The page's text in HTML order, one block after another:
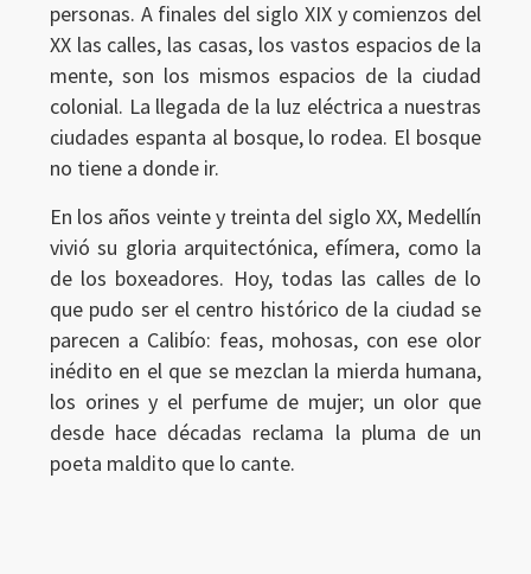
personas. A finales del siglo XIX y comienzos del
XX las calles, las casas, los vastos espacios de la
mente, son los mismos espacios de la ciudad
colonial. La llegada de la luz eléctrica a nuestras
ciudades espanta al bosque, lo rodea. El bosque
no tiene a donde ir.
En los años veinte y treinta del siglo XX, Medellín
vivió su gloria arquitectónica, efímera, como la
de los boxeadores. Hoy, todas las calles de lo
que pudo ser el centro histórico de la ciudad se
parecen a Calibío: feas, mohosas, con ese olor
inédito en el que se mezclan la mierda humana,
los orines y el perfume de mujer; un olor que
desde hace décadas reclama la pluma de un
poeta maldito que lo cante.